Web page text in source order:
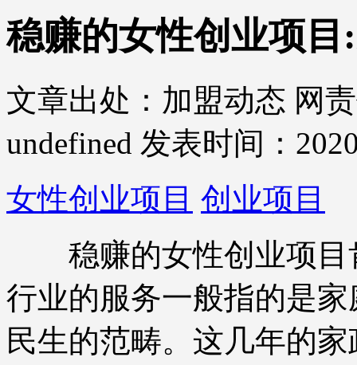
稳赚的女性创业项
文章出处：加盟动态 网
undefined 发表时间：
女性创业项目 创业项目
稳赚的女性创业项目
行业的服务一般指的是
民生的范畴。这几年的